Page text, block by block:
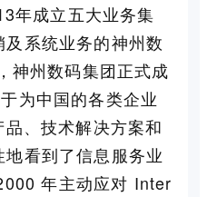
年成立五大业务集
系统业务的神州数
神州数码集团正式成
为中国的各类企业
、技术解决方案和
看到了信息服务业
年主动应对 Inter